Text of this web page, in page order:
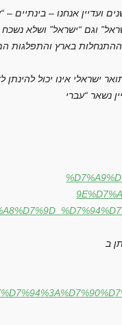
אנחנו כבר במצריים , מעל 100 שנים ועדיין
וגם “ישראל” ושלא
ישראלי אינו יכול להינתן